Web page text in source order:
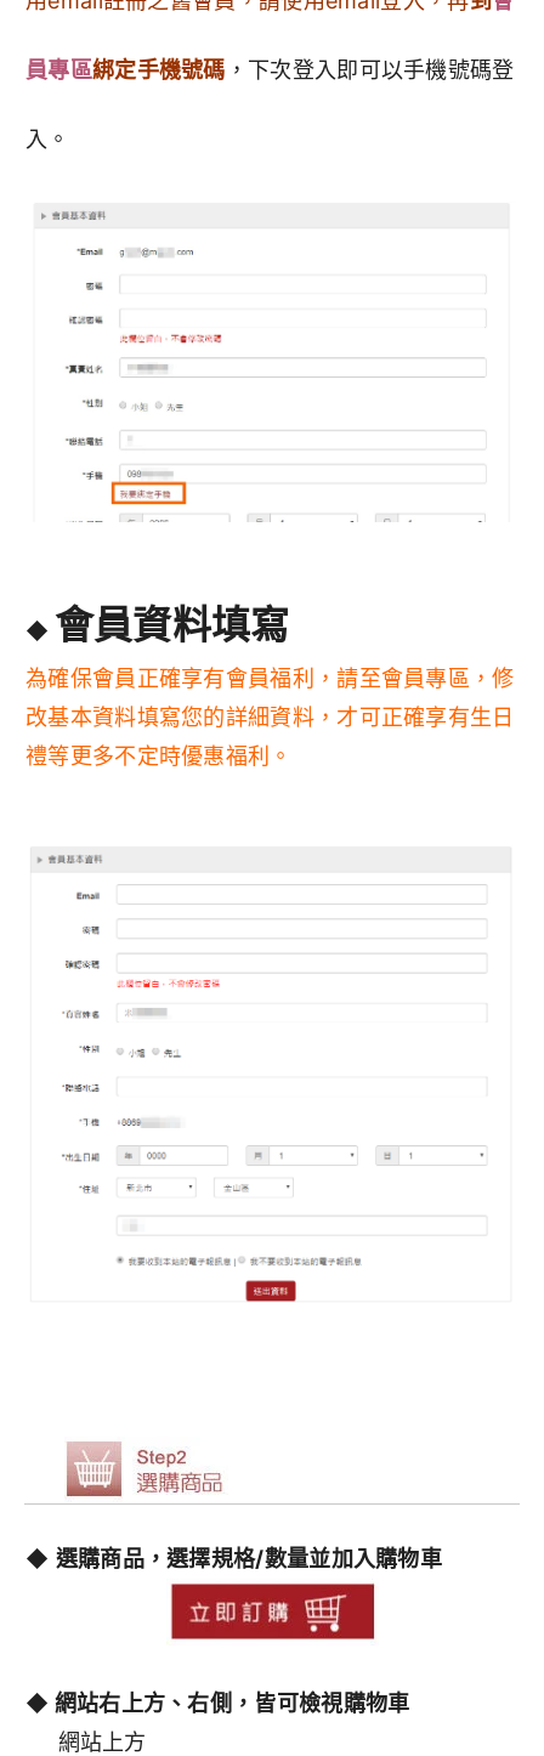
員專區綁定手機號碼 ，下次登入即可以手機號碼登
入。
◆ 會員資料填寫
為確保會員正確享有會員福利，請至會員專區，修
改基本資料填寫您的詳細資料，才可正確享有生日
禮等更多不定時優惠福利。
◆ 選購商品，選擇規格/數量並加入購物車
◆ 網站右上方、右側，皆可檢視購物車
網站上方